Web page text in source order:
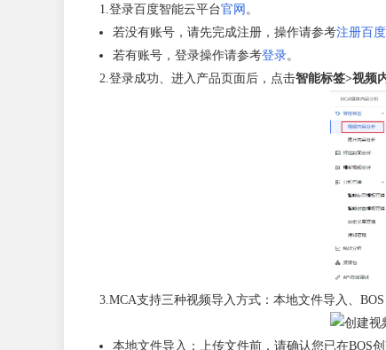
1.登录百度智能云平台官网 。
若没有账号，请先完成注册，操作请参考注册百
若有账号，登录操作请参考登录。
2.登录成功、进入产品页面后，点击智能标签>视频
3.MCA支持三种视频导入方式：本地文件导入、
本地文件导入：上传文件前，请确认您已在BOS